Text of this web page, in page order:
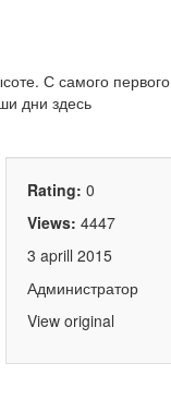
С самого первого
дни здесь
Rating: 0
Views: 4447
3 aprill 2015
Администратор
View original